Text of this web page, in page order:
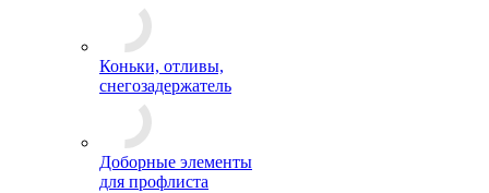
Коньки, отливы,
снегозадержатель
Доборные элементы
для профлиста